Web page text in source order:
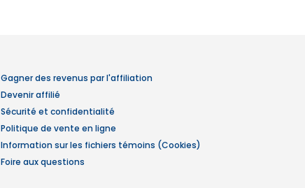
Gagner des revenus par l'affiliation
Devenir affilié
Sécurité et confidentialité
Politique de vente en ligne
Information sur les fichiers témoins (Cookies)
Foire aux questions